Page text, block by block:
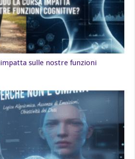
sulle nostre funzioni